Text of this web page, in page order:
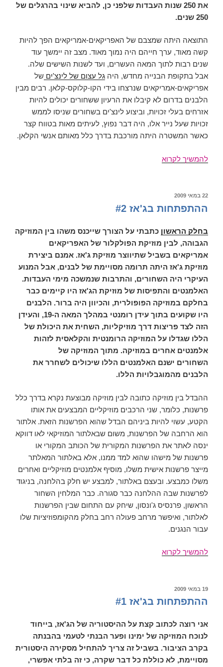
את 250 שנות העבדות שלפני כן, להביא שינוי בהרגלים של
250 שנים.
התוצאה היתה שמצבם של האפריקאים-אמריקאים הפך להיות
קשה מאוד, ערך חייהם היה נמוך מאוד. מצב זה יימשך עוד
שנים רבות לתוך המאה העשרים, ועד לשנות השישים שלה.
אבל בתקופת הבנייה מחדש, היה גל עצום של לינצ'ים של
אפריקאים-אמריקאים שנרצחו בידי הקו-קלוקס-קלאן. רבים מבין
הלבנים בדרום לא קיבלו את הרעיון ששחורים יכולים להיות
אזרחים בעלי זכויות, וביצוע לינצ'ים בשחורים שניסו לממש
זכויות שעל נייר אלו, היה דבר נפוץ, לעיתים מאות בטווח קצר
כאשר המשטרה היתה מורכבת בדרך כלל מאותם אנשי הקלאן.
להמשיך לקרוא
פורסם
22 במאי 2009
ההתפתחות בג'אז #2
בחלק הראשון כתבתי על הצורך שייכנס משהו בין המוזיקה
הגבוהה, לבין מוזיקת הפולקלור של האפריקאים
אמריקאים בשביל שתיווצר מוזיקת ג'אז. אמנם ביצירת
מוזיקת ג'אז היתה תרומה מסויימת של לבנים, אבל המנוע
העיקרי היה השחורים, והתרבות שנמשכה מימי העבדות.
האלמנטים והתפיסות של מוזיקת הג'אז היו קיימים כבר
בחלקם במוזיקה הפופולרית, והכיוון היה ברור. הלבנים
היו שקועים בתוך עידן רומנטי במהלך המאה ה-19, והעידן
הזה לצד פריצות דרך מוזיקליות, השחית את היכולת של
הללו שגדלו על המוזיקה הרומנטית והקלאסית לזהות
אלמנטים אחרים במוזיקה. מתוך המוזיקה של
השחורים ישנם האלמנטים הללו שיכולים לשחרר את
הלבנים מהמוגבלויות הללו.
ההבדל בין מוזיקה כתובה לבין מוזיקה מבוצעת נקרא בדרך כלל
פרשנות, כלומר, שני הרכבים מוזיקליים המבצעים את אותו
הקטע, עשוי להיות ביניהם הבדל שהוא הפרשנות הזאת. אלתור
הוא הרחבה של הפרשנות, משום שבאלתור המוזיקאי לאו דווקא
ינסה לאתר את הפרשנות המקורית של הכותב המקורי או
פרשנות של מישהו שהוא למד ממנו, אלא באלתור המאלתר
מייצר פרשנות אישית משלו, מוסיף אלמנטים מוזיקליים ואחרים
משלו כמבצע. ובעצם באלתור, למבצע יש חלק בהלחנה, בניגוד
לפרשנות שבה ההלחנה כבר סגורה. כבר המלחין השחור
הראשון, פרנסיס ג'ונסון, שיחק עם התחום שבין הפרשנות
לאלתור, ואיפשר מרחב פעולה רחב בחלק מהקומפוזיציות שלו
עבור הנגנים.
להמשיך לקרוא
פורסם
19 במאי 2009
ההתפתחות בג'אז #1
אני רוצה לכתוב קצת על ההיסטוריה של הג'אז, בייחוד
לנוכח המוזיקה של ימינו ופער הבנתי לטעמי בהבנתה
בקרב הציבור. בשביל זה צריך להתחיל מסקירה היסטורית
מסויימת, לא כוללת כל דבר שקרה, כי זה בלתי אפשרי,